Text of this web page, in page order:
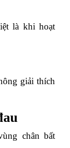
là khi hoạt
giải thích
chân bất